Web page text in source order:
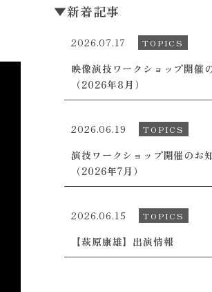
▼新着記事
2026.07.17 TOPICS
映像演技ワークショップ開催
（2026年8月）
2026.06.19 TOPICS
演技ワークショップ開催のお
（2026年7月）
2026.06.15 TOPICS
【萩原康雄】出演情報